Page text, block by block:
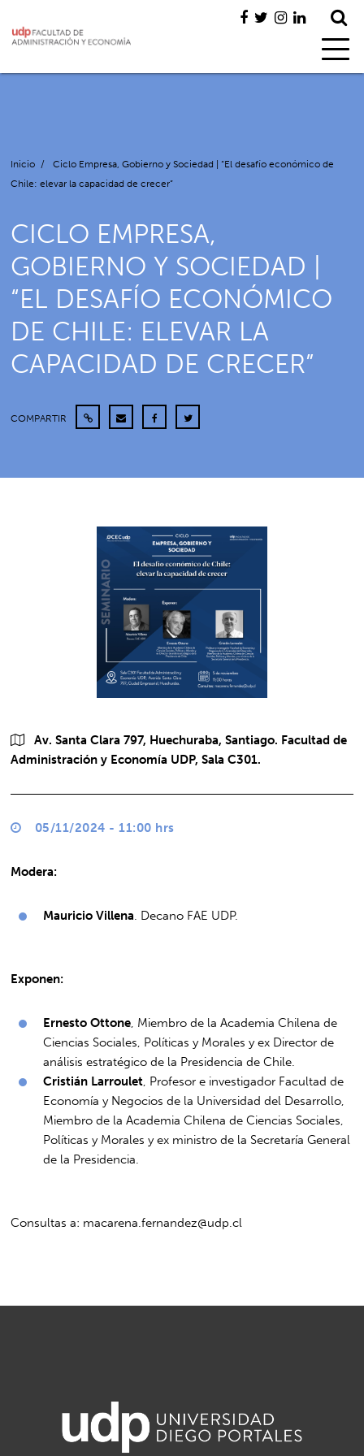
Inicio /
Ciclo Empresa, Gobierno y Sociedad | “El desafío económico de
Chile: elevar la capacidad de crecer”
CICLO EMPRESA,
GOBIERNO Y SOCIEDAD |
“EL DESAFÍO ECONÓMICO
DE CHILE: ELEVAR LA
CAPACIDAD DE CRECER”
COMPARTIR
Av. Santa Clara 797, Huechuraba, Santiago. Facultad de
Administración y Economía UDP, Sala C301.
05/11/2024 - 11:00 hrs
Modera:
Mauricio Villena . Decano FAE UDP.
Exponen:
Ernesto Ottone , Miembro de la Academia Chilena de
Ciencias Sociales, Políticas y Morales y ex Director de
análisis estratégico de la Presidencia de Chile.
Cristián Larroulet , Profesor e investigador Facultad de
Economía y Negocios de la Universidad del Desarrollo,
Miembro de la Academia Chilena de Ciencias Sociales,
Políticas y Morales y ex ministro de la Secretaría General
de la Presidencia.
Consultas a: macarena.fernandez@udp.cl